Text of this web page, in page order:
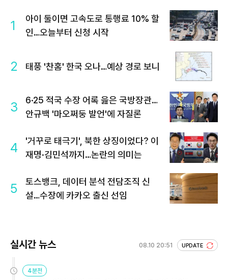
1
아이 둘이면 고속도로 통행료 10% 할
인…오늘부터 신청 시작
2 태풍 '찬홈' 한국 오나…예상 경로 보니
3
6·25 적국 수장 어록 읊은 국방장관…
안규백 '마오쩌둥 발언'에 자질론
4
'거꾸로 태극기', 북한 상징이었다? 이
재명·김민석까지…논란의 의미는
5
토스뱅크, 데이터 분석 전담조직 신
설…수장에 카카오 출신 선임
실시간 뉴스 08.10 20:51 UPDATE
4분전